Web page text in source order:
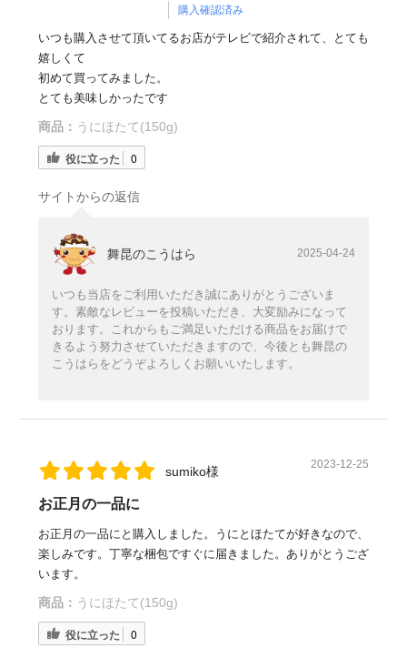
購入確認済み
いつも購入させて頂いてるお店がテレビで紹介されて、とても
嬉しくて
初めて買ってみました。
とても美味しかったです
商品： うにほたて(150g)
役に立った 0
サイトからの返信
舞昆のこうはら 2025-04-24
いつも当店をご利用いただき誠にありがとうございま
す。素敵なレビューを投稿いただき、大変励みになって
おります。これからもご満足いただける商品をお届けで
きるよう努力させていただきますので、今後とも舞昆の
こうはらをどうぞよろしくお願いいたします。
sumiko様 2023-12-25
お正月の一品に
お正月の一品にと購入しました。うにとほたてが好きなので、
楽しみです。丁寧な梱包ですぐに届きました。ありがとうござ
います。
商品： うにほたて(150g)
役に立った 0